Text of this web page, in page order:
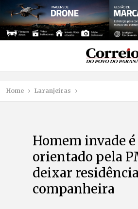
Home Laranjeiras
Homem invade é
orientado pela
deixar
companheira